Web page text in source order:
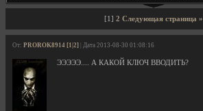
[1] 2 Следующая страница »
От: PROROK8914 [1|2] | Дата 2013-08-30 01:08:16
ЭЭЭЭЭ.... А КАКОЙ КЛЮЧ ВВОДИТЬ?